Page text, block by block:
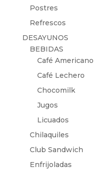
Postres
Refrescos
DESAYUNOS
BEBIDAS
Café Americano
Café Lechero
Chocomilk
Jugos
Licuados
Chilaquiles
Club Sandwich
Enfrijoladas